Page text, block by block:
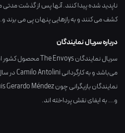
ناپدید شده پیدا کنند. آنها پس از گذشت مدتی
کشف می کنند و به رازهایی پنهان پی می برند
درباره سریال نمایندگان
سریال نمایندگان The Envoys محصول کشور
می‌باشد و به کارگردانیCamilo Antoliniدر
نمایندگان بازیگرانی چونGerardo Méndez
و... به ایفای نقش پرداخته اند.